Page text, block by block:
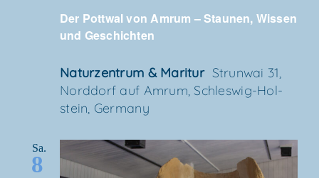
Der Pott­wal von Amrum – Stau­nen, Wis­sen
und Geschichten
Natur­zen­trum & Maritur Strun­wai 31,
Nord­dorf auf Amrum, Schles­wig-Hol­
stein, Germany
Sa.
8